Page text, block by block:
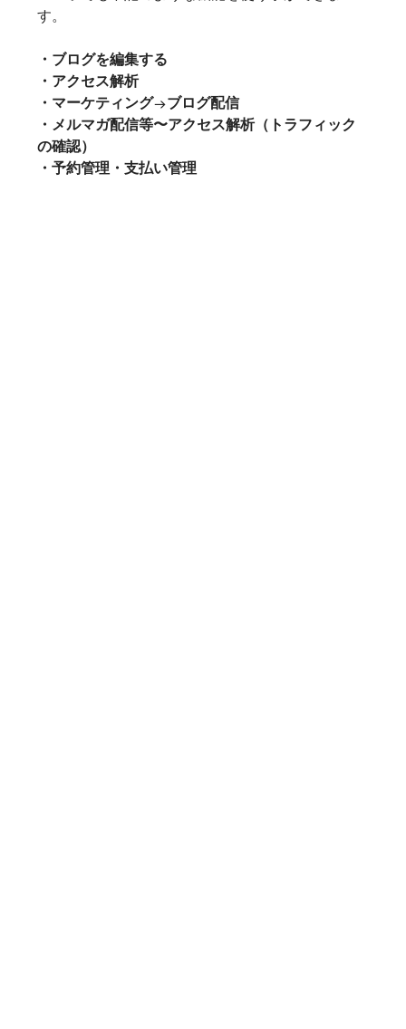
す。
・ブログを編集する
・アクセス解析
・マーケティング→ブログ配信
・メルマガ配信等〜アクセス解析（トラフィック
の確認）
・予約管理・支払い管理